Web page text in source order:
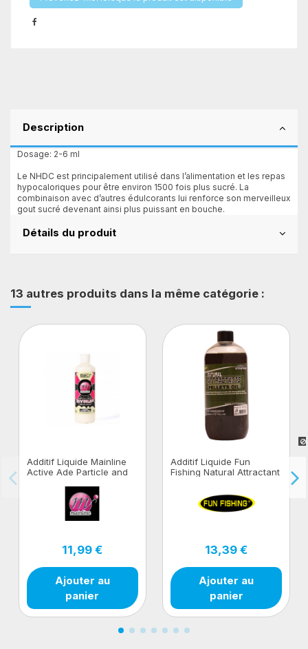
Description
Dosage: 2-6 ml
Le NHDC est principalement utilisé dans l’alimentation et les repas
hypocaloriques pour être environ 1500 fois plus sucré. La
combinaison avec d’autres édulcorants lui renforce son merveilleux
gout sucré devenant ainsi plus puissant en bouche.
Détails du produit
13 autres produits dans la même catégorie :
Additif Liquide Mainline
Active Ade Particle and
11,99 €
Ajouter au
panier
Additif Liquide Fun
Fishing Natural Attractant
13,39 €
Ajouter au
panier